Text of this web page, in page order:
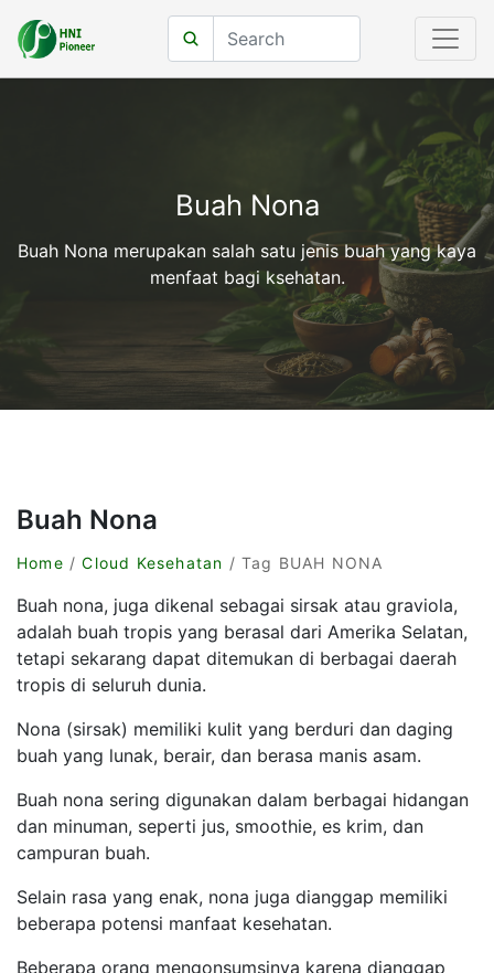
Buah Nona
Buah Nona merupakan salah satu jenis buah yang kaya
menfaat bagi ksehatan.
Buah Nona
Home /Cloud Kesehatan / Tag BUAH NONA
Buah nona, juga dikenal sebagai sirsak atau graviola,
adalah buah tropis yang berasal dari Amerika Selatan,
tetapi sekarang dapat ditemukan di berbagai daerah
tropis di seluruh dunia.
Nona (sirsak) memiliki kulit yang berduri dan daging
buah yang lunak, berair, dan berasa manis asam.
Buah nona sering digunakan dalam berbagai hidangan
dan minuman, seperti jus, smoothie, es krim, dan
campuran buah.
Selain rasa yang enak, nona juga dianggap memiliki
beberapa potensi manfaat kesehatan.
Beberapa orang mengonsumsinya karena dianggap